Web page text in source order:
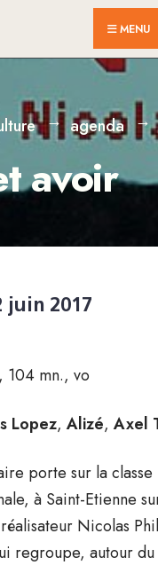
MENU
agenda
avoir
juin 2017
104 mn., vo
Lopez, Alizé, Axel
porte sur la classe
à Saint-Etienne
Nicolas
regroupe, autour